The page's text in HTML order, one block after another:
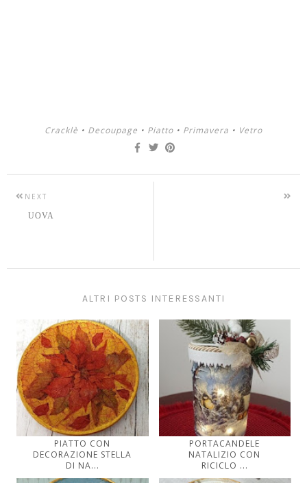
Cracklè • Decoupage • Piatto • Primavera • Vetro
NEXT
UOVA
ALTRI POSTS INTERESSANTI
PIATTO CON
DECORAZIONE STELLA
DI NA...
PORTACANDELE
NATALIZIO CON
RICICLO ...